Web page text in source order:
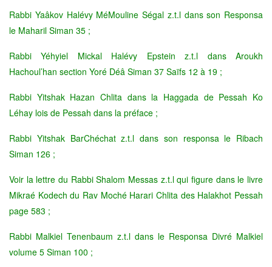
Rabbi Yaâkov Halévy MéMouline Ségal z.t.l dans son Responsa
le Maharil Siman 35 ;
Rabbi Yéhyiel Mickal Halévy Epstein z.t.l dans Aroukh
Hachoul’han section Yoré Déâ Siman 37 Saïfs 12 à 19 ;
Rabbi Yitshak Hazan Chlita dans la Haggada de Pessah Ko
Léhay lois de Pessah dans la préface ;
Rabbi Yitshak BarChéchat z.t.l dans son responsa le Ribach
Siman 126 ;
Voir la lettre du Rabbi Shalom Messas z.t.l qui figure dans le livre
Mikraé Kodech du Rav Moché Harari Chlita des Halakhot Pessah
page 583 ;
Rabbi Malkiel Tenenbaum z.t.l dans le Responsa Divré Malkiel
volume 5 Siman 100 ;